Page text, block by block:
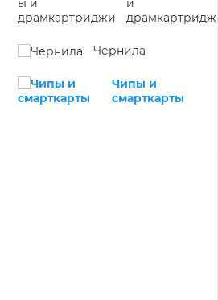
и
драмкартриджи
Чернила
Чипы и
смарткарты